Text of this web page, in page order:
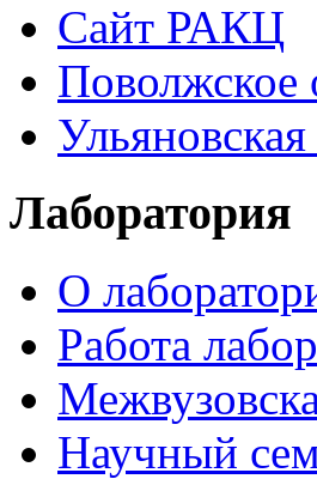
Сайт РАКЦ
Поволжское
Лаборатория
О
Работа
Научный